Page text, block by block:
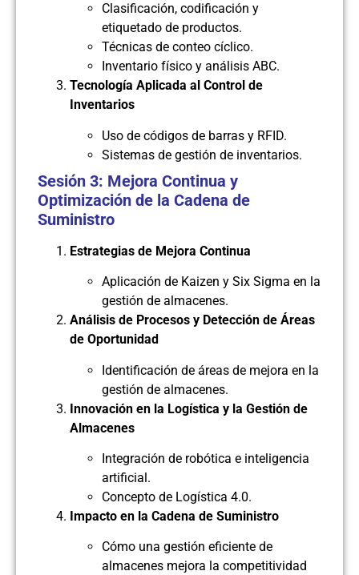
Clasificación, codificación y
etiquetado de productos.
Técnicas de conteo cíclico.
Inventario físico y análisis ABC.
Tecnología Aplicada al Control de
Inventarios
Uso de códigos de barras y RFID.
Sistemas de gestión de inventarios.
Sesión 3: Mejora Continua y
Optimización de la Cadena de
Suministro
Estrategias de Mejora Continua
Aplicación de Kaizen y Six Sigma en la
gestión de almacenes.
Análisis de Procesos y Detección de Áreas
de Oportunidad
Identificación de áreas de mejora en la
gestión de almacenes.
Innovación en la Logística y la Gestión de
Almacenes
Integración de robótica e inteligencia
artificial.
Concepto de Logística 4.0.
Impacto en la Cadena de Suministro
Cómo una gestión eficiente de
almacenes mejora la competitividad